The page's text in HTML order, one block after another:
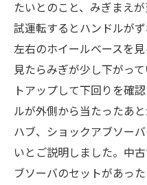
たいとのこと、みぎまえ
試運転するとハンドルが
左右のホイールベースを
見たらみぎが少し下がっ
トアップして下回りを確
ルが外側から当たったあ
ハブ、ショックアブソー
いとご説明しました。中
ブソーバのセットがあっ